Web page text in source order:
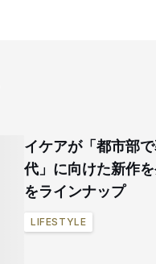
イケアが「都市部
代」に向けた新作
をラインナップ
LIFESTYLE